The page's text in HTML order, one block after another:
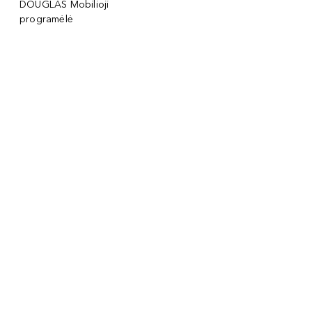
DOUGLAS Mobilioji
programėlė